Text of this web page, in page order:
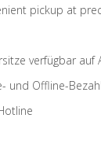
pickup at
verfügbar auf
und Offline-